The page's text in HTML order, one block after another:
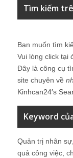
Tìm kiếm
Bạn muốn tìm
Vui lòng click tại
Đây là công cụ
site chuyên về
Kinhcan24′s
Keyword
Quản trị nhân
quả công việc,